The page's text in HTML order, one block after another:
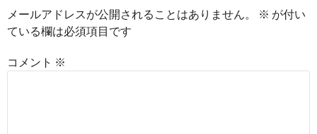
メールアドレスが公開されることはありません。 ※ が付い
ている欄は必須項目です
コメント ※